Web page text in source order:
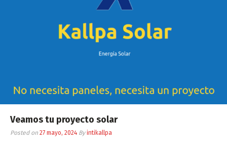
Veamos tu proyecto solar
Posted on 27 mayo, 2024 Byintikallpa